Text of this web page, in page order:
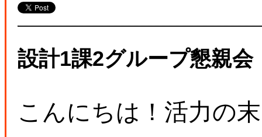
設計1課2グループ懇親会
こんにちは！活力の